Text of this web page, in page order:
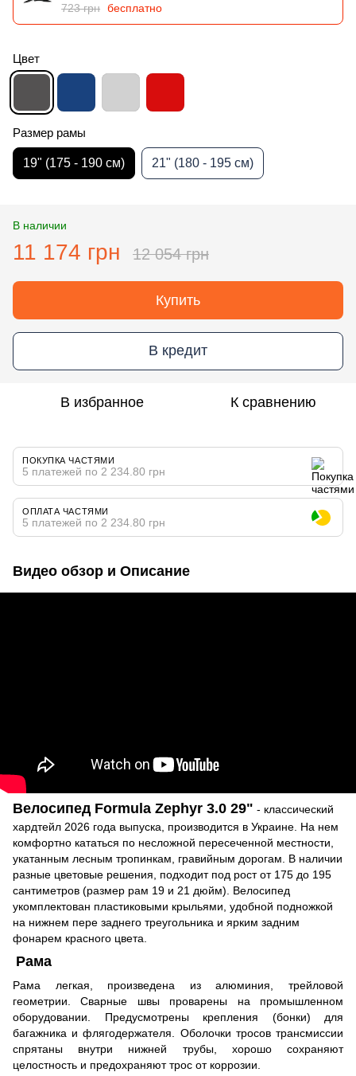
723 грн бесплатно
Цвет
Размер рамы
19" (175 - 190 см) 21" (180 - 195 см)
В наличии
11 174 грн 12 054 грн
Купить
В кредит
В избранное К сравнению
ПОКУПКА ЧАСТЯМИ
5 платежей по 2 234.80 грн
ОПЛАТА ЧАСТЯМИ
5 платежей по 2 234.80 грн
Видео обзор и Описание
Велосипед Formula Zephyr 3.0 29" - классический
хардтейл 2026 года выпуска, производится в Украине. На нем
комфортно кататься по несложной пересеченной местности,
укатанным лесным тропинкам, гравийным дорогам. В наличии
разные цветовые решения, подходит под рост от 175 до 195
сантиметров (размер рам 19 и 21 дюйм). Велосипед
укомплектован пластиковыми крыльями, удобной подножкой
на нижнем пере заднего треугольника и ярким задним
фонарем красного цвета.
Рама
Рама легкая, произведена из алюминия, трейловой
геометрии. Сварные швы проварены на промышленном
оборудовании. Предусмотрены крепления (бонки) для
багажника и флягодержателя. Оболочки тросов трансмиссии
спрятаны внутри
нижней трубы, хорошо сохраняют
целостность и предохраняют трос от коррозии.